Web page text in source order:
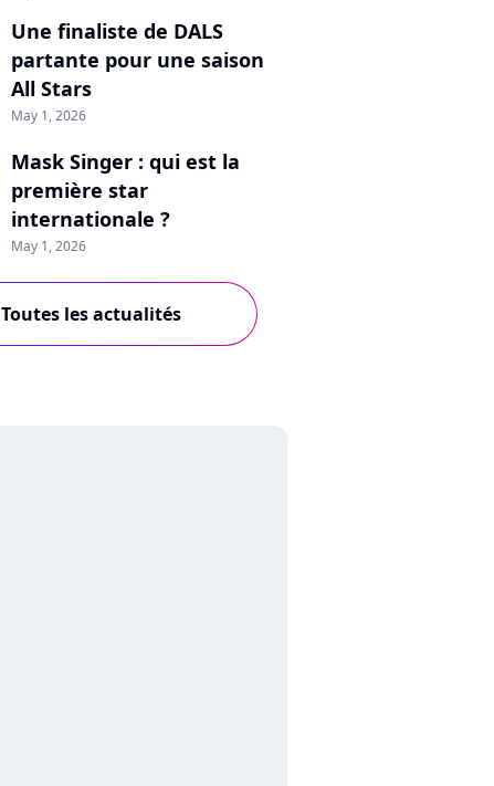
Une finaliste de DALS
partante pour une saison
All Stars
May 1, 2026
Mask Singer : qui est la
première star
internationale ?
May 1, 2026
Toutes les actualités